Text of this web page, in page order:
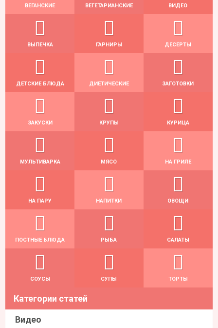
ВЕГАНСКИЕ ВЕГЕТАРИАНСКИЕ ВИДЕО
ВЫПЕЧКА ГАРНИРЫ ДЕСЕРТЫ
ДЕТСКИЕ БЛЮДА ДИЕТИЧЕСКИЕ ЗАГОТОВКИ
ЗАКУСКИ КРУПЫ КУРИЦА
МУЛЬТИВАРКА МЯСО НА ГРИЛЕ
НА ПАРУ НАПИТКИ ОВОЩИ
ПОСТНЫЕ БЛЮДА РЫБА САЛАТЫ
СОУСЫ СУПЫ ТОРТЫ
Категории статей
Видео